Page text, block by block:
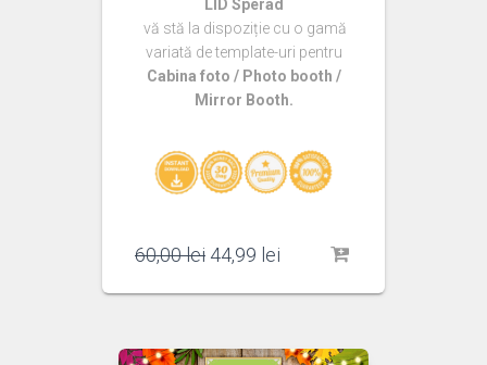
LID Sperad
vă stă la dispoziție cu o gamă
variată de template-uri pentru
Cabina foto / Photo booth /
Mirror Booth.
60,00lei Prețul
a
60,00 lei.
44,99 lei
este: